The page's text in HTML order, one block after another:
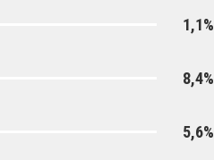
1,1%
8,4%
5,6%